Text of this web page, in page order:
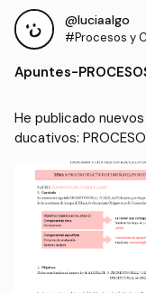
@luciaalgo
#Procesos y
Apuntes-
He publicado
ducativos: